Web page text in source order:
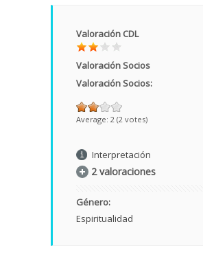
Valoración CDL
Valoración Socios
Valoración Socios:
Average: 2 (2 votes)
Interpretación
2 valoraciones
Género:
Espiritualidad